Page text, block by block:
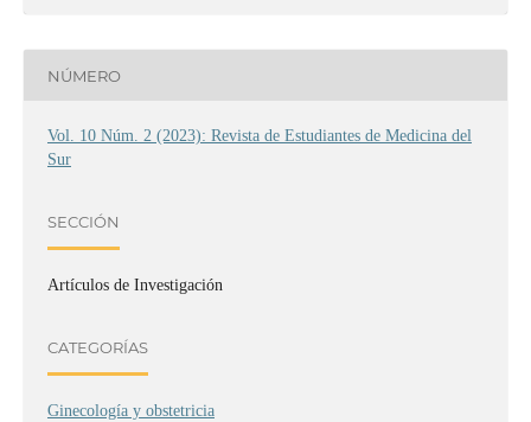
NÚMERO
Vol. 10 Núm. 2 (2023): Revista de Estudiantes de Medicina del
Sur
SECCIÓN
Artículos de Investigación
CATEGORÍAS
Ginecología y obstetricia